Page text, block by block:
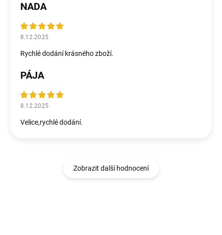
NADA
8.12.2025
Rychlé dodání krásného zboží.
PÁJA
8.12.2025
Velice,rychlé dodání.
Zobrazit další hodnocení